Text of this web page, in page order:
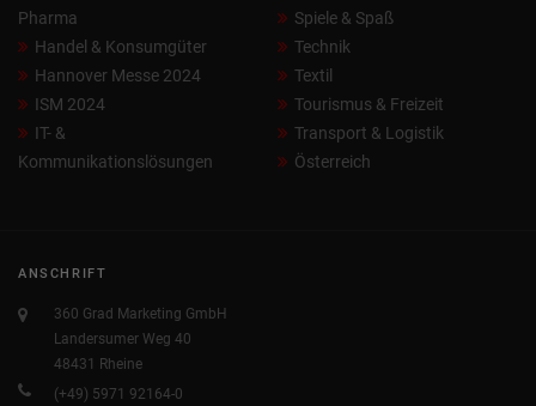
Pharma
Handel & Konsumgüter
Hannover Messe 2024
ISM 2024
IT- &
Kommunikationslösungen
Spiele & Spaß
Technik
Textil
Tourismus & Freizeit
Transport & Logistik
Österreich
ANSCHRIFT
360 Grad Marketing GmbH
Landersumer Weg 40
48431 Rheine
(+49) 5971 92164-0